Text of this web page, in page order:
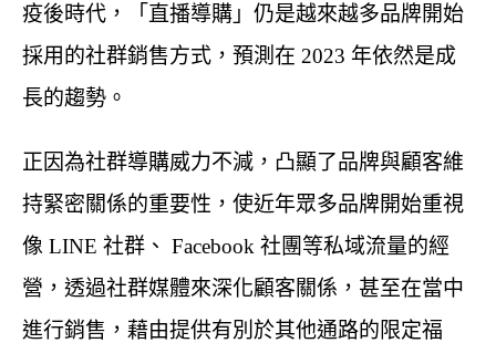
疫後時代，「直播導購」仍是越來越多品牌開始
採用的社群銷售方式，預測在 2023 年依然是成
長的趨勢。
正因為社群導購威力不減，凸顯了品牌與顧客維
持緊密關係的重要性，使近年眾多品牌開始重視
像 LINE 社群、 Facebook 社團等私域流量的經
營，透過社群媒體來深化顧客關係，甚至在當中
進行銷售，藉由提供有別於其他通路的限定福